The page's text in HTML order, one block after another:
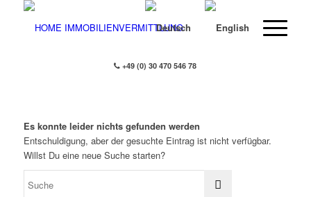
+49 (0) 30 470 546 78
Es konnte leider nichts gefunden werden
Entschuldigung, aber der gesuchte Eintrag ist nicht verfügbar.
Willst Du eine neue Suche starten?